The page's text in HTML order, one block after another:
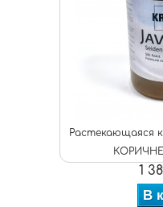
Растекающаяся
1
В